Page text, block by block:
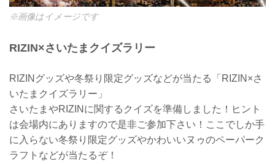
※画像はイメージです
RIZIN×さいたまクイズラリー
RIZINグッズや冬祭り限定グッズなどが当たる「RIZIN×さ
いたまクイズラリー」
さいたまやRIZINに関するクイズを準備しました！ヒント
は会場内にありますので是非ご参加下さい！ここでしか手
に入らない冬祭り限定グッズやかわいいヌゥのペーパーク
ラフトなどが当たるぞ！